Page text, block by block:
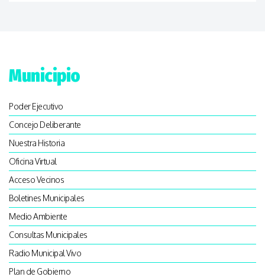
Municipio
Poder Ejecutivo
Concejo Deliberante
Nuestra Historia
Oficina Virtual
Acceso Vecinos
Boletines Municipales
Medio Ambiente
Consultas Municipales
Radio Municipal Vivo
Plan de Gobierno